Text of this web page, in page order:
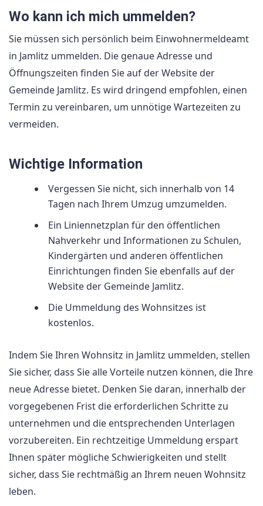
Wo kann ich mich ummelden?
Sie müssen sich persönlich beim Einwohnermeldeamt
in Jamlitz ummelden. Die genaue Adresse und
Öffnungszeiten finden Sie auf der Website der
Gemeinde Jamlitz. Es wird dringend empfohlen, einen
Termin zu vereinbaren, um unnötige Wartezeiten zu
vermeiden.
Wichtige Information
Vergessen Sie nicht, sich innerhalb von 14
Tagen nach Ihrem Umzug umzumelden.
Ein Liniennetzplan für den öffentlichen
Nahverkehr und Informationen zu Schulen,
Kindergärten und anderen öffentlichen
Einrichtungen finden Sie ebenfalls auf der
Website der Gemeinde Jamlitz.
Die Ummeldung des Wohnsitzes ist
kostenlos.
Indem Sie Ihren Wohnsitz in Jamlitz ummelden, stellen
Sie sicher, dass Sie alle Vorteile nutzen können, die Ihre
neue Adresse bietet. Denken Sie daran, innerhalb der
vorgegebenen Frist die erforderlichen Schritte zu
unternehmen und die entsprechenden Unterlagen
vorzubereiten. Ein rechtzeitige Ummeldung erspart
Ihnen später mögliche Schwierigkeiten und stellt
sicher, dass Sie rechtmäßig an Ihrem neuen Wohnsitz
leben.